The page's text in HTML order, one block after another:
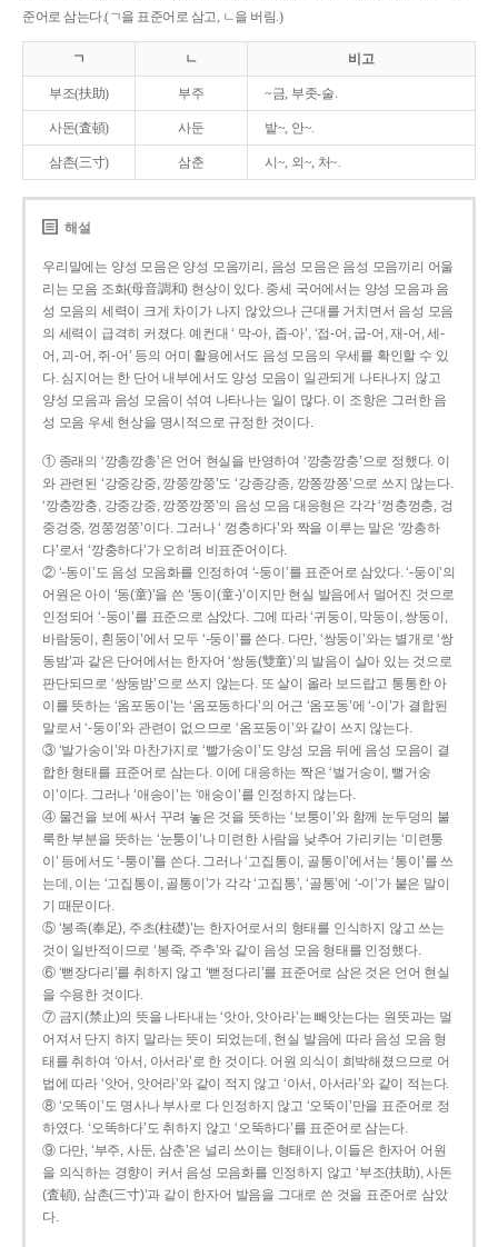
준어로 삼는다.(ㄱ을 표준어로 삼고, ㄴ을 버림.)
ㄱ ㄴ 비고
부조(扶助) 부주 ~금, 부좃-술.
사돈(査頓) 사둔 밭~, 안~.
삼촌(三寸) 삼춘 시~, 외~, 처~.
해설
우리말에는 양성 모음은 양성 모음끼리, 음성 모음은 음성 모음끼리 어울
리는 모음 조화(母音調和) 현상이 있다. 중세 국어에서는 양성 모음과 음
성 모음의 세력이 크게 차이가 나지 않았으나 근대를 거치면서 음성 모음
의 세력이 급격히 커졌다. 예컨대 ‘ 막-아, 좁-아’, ‘접-어, 굽-어, 재-어, 세-
어, 괴-어, 쥐-어’ 등의 어미 활용에서도 음성 모음의 우세를 확인할 수 있
다. 심지어는 한 단어 내부에서도 양성 모음이 일관되게 나타나지 않고
양성 모음과 음성 모음이 섞여 나타나는 일이 많다. 이 조항은 그러한 음
성 모음 우세 현상을 명시적으로 규정한 것이다.
① 종래의 ‘깡총깡총’은 언어 현실을 반영하여 ‘깡충깡충’으로 정했다. 이
와 관련된 ‘강중강중, 깡쭝깡쭝’도 ‘강종강종, 깡쫑깡쫑’으로 쓰지 않는다.
‘깡충깡충, 강중강중, 깡쭝깡쭝’의 음성 모음 대응형은 각각 ‘껑충껑충, 겅
중겅중, 껑쭝껑쭝’이다. 그러나 ‘ 껑충하다’와 짝을 이루는 말은 ‘깡총하
다’로서 ‘깡충하다’가 오히려 비표준어이다.
② ‘-동이’도 음성 모음화를 인정하여 ‘-둥이’를 표준어로 삼았다. ‘-둥이’의
어원은 아이 ‘동(童)’을 쓴 ‘동이(童-)’이지만 현실 발음에서 멀어진 것으로
인정되어 ‘-둥이’를 표준으로 삼았다. 그에 따라 ‘귀둥이, 막둥이, 쌍둥이,
바람둥이, 흰둥이’에서 모두 ‘-둥이’를 쓴다. 다만, ‘쌍둥이’와는 별개로 ‘쌍
동밤’과 같은 단어에서는 한자어 ‘쌍동(雙童)’의 발음이 살아 있는 것으로
판단되므로 ‘쌍둥밤’으로 쓰지 않는다. 또 살이 올라 보드랍고 통통한 아
이를 뜻하는 ‘옴포동이’는 ‘옴포동하다’의 어근 ‘옴포동’에 ‘-이’가 결합된
말로서 ‘-둥이’와 관련이 없으므로 ‘옴포둥이’와 같이 쓰지 않는다.
③ ‘발가숭이’와 마찬가지로 ‘빨가숭이’도 양성 모음 뒤에 음성 모음이 결
합한 형태를 표준어로 삼는다. 이에 대응하는 짝은 ‘벌거숭이, 뻘거숭
이’이다. 그러나 ‘애송이’는 ‘애숭이’를 인정하지 않는다.
④ 물건을 보에 싸서 꾸려 놓은 것을 뜻하는 ‘보퉁이’와 함께 눈두덩의 불
룩한 부분을 뜻하는 ‘눈퉁이’나 미련한 사람을 낮추어 가리키는 ‘미련퉁
이’ 등에서도 ‘-퉁이’를 쓴다. 그러나 ‘고집통이, 골통이’에서는 ‘통이’를 쓰
는데, 이는 ‘고집통이, 골통이’가 각각 ‘고집통’, ‘골통’에 ‘-이’가 붙은 말이
기 때문이다.
⑤ ‘봉족(奉足), 주초(柱礎)’는 한자어로서의 형태를 인식하지 않고 쓰는
것이 일반적이므로 ‘봉죽, 주추’와 같이 음성 모음 형태를 인정했다.
⑥ ‘뻗장다리’를 취하지 않고 ‘뻗정다리’를 표준어로 삼은 것은 언어 현실
을 수용한 것이다.
⑦ 금지(禁止)의 뜻을 나타내는 ‘앗아, 앗아라’는 빼앗는다는 원뜻과는 멀
어져서 단지 하지 말라는 뜻이 되었는데, 현실 발음에 따라 음성 모음 형
태를 취하여 ‘아서, 아서라’로 한 것이다. 어원 의식이 희박해졌으므로 어
법에 따라 ‘앗어, 앗어라’와 같이 적지 않고 ‘아서, 아서라’와 같이 적는다.
⑧ ‘오똑이’도 명사나 부사로 다 인정하지 않고 ‘오뚝이’만을 표준어로 정
하였다. ‘오똑하다’도 취하지 않고 ‘오뚝하다’를 표준어로 삼는다.
⑨ 다만, ‘부주, 사둔, 삼춘’은 널리 쓰이는 형태이나, 이들은 한자어 어원
을 의식하는 경향이 커서 음성 모음화를 인정하지 않고 ‘부조(扶助), 사돈
(査頓), 삼촌(三寸)’과 같이 한자어 발음을 그대로 쓴 것을 표준어로 삼았
다.